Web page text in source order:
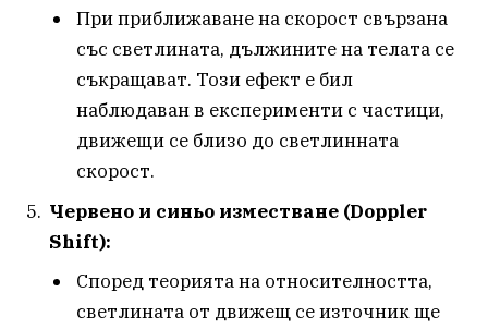
При приближаване на скорост свързана
със светлината, дължините на телата се
съкращават. Този ефект е бил
наблюдаван в експерименти с частици,
движещи се близо до светлинната
скорост.
Червено и синьо изместване (Doppler
Shift):
Според теорията на относителността,
светлината от движещ се източник ще